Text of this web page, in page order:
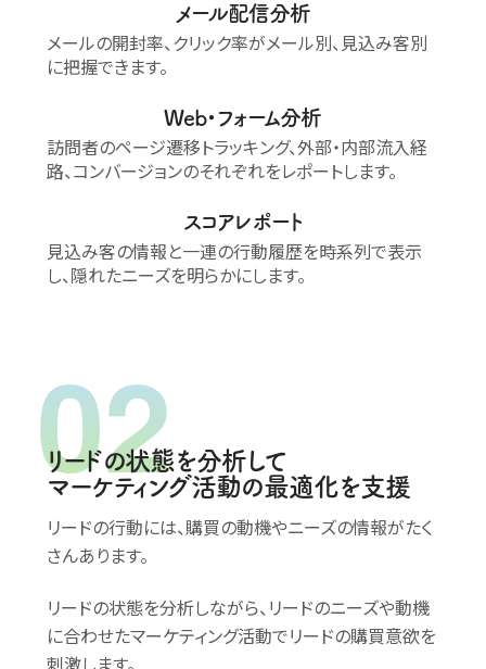
メール配信分析
メールの開封率、クリック率がメール別、見込み客別
に把握できます。
Web・フォーム分析
訪問者のページ遷移トラッキング、外部・内部流入経
路、コンバージョンのそれぞれをレポートします。
スコアレポート
見込み客の情報と一連の行動履歴を時系列で表示
し、隠れたニーズを明らかにします。
リードの状態を分析して
マーケティング活動の最適化を支援
リードの行動には、購買の動機やニーズの情報がたく
さんあります。
リードの状態を分析しながら、リードのニーズや動機
に合わせたマーケティング活動でリードの購買意欲を
刺激します。